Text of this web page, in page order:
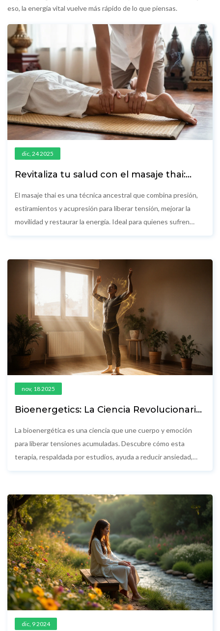
eso, la energía vital vuelve más rápido de lo que piensas.
dic, 24 2025
Revitaliza tu salud con el masaje thai:
recuperar la energía
El masaje thai es una técnica ancestral que combina presión,
estiramientos y acupresión para liberar tensión, mejorar la
movilidad y restaurar la energía. Ideal para quienes sufren
nov, 18 2025
Bioenergetics: La Ciencia Revolucionaria
La bioenergética es una ciencia que une cuerpo y emoción
para liberar tensiones acumuladas. Descubre cómo esta
terapia, respaldada por estudios, ayuda a reducir ansiedad,
dic, 9 2024